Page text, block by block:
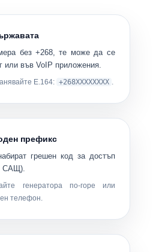
без +268, те може да се
или във VoIP приложения.
E.164: +268XXXXXXXX .
префикс
грешен код за достъп
САЩ).
генератора по-горе или
телефон.